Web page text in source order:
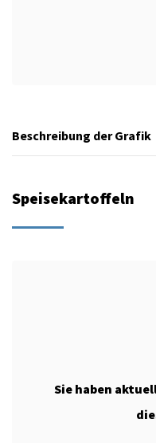
Beschreibung der Grafik
Speisekartoffeln
Sie haben